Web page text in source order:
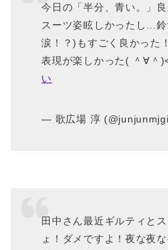
今日の「半分、青い。」
スーツ姿眩しかったし…
涙！？)もすごく良かった
表現が楽しかった( ＾∀＾
い
— 歌広場 淳
田中さん最近ギルティと
ょ！ダメですよ！夜な夜